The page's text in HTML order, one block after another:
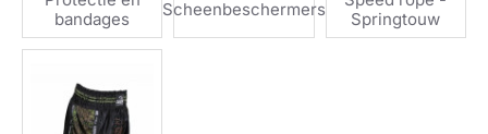
bandages
Scheenbeschermers
Springtouw